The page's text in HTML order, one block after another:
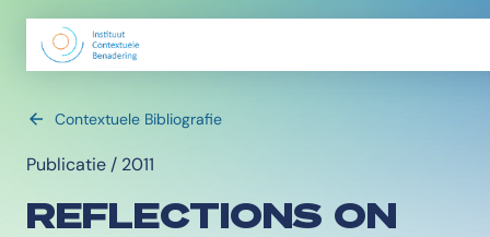
Contextuele Bibliografie
Publicatie / 2011
REFLECTIONS ON